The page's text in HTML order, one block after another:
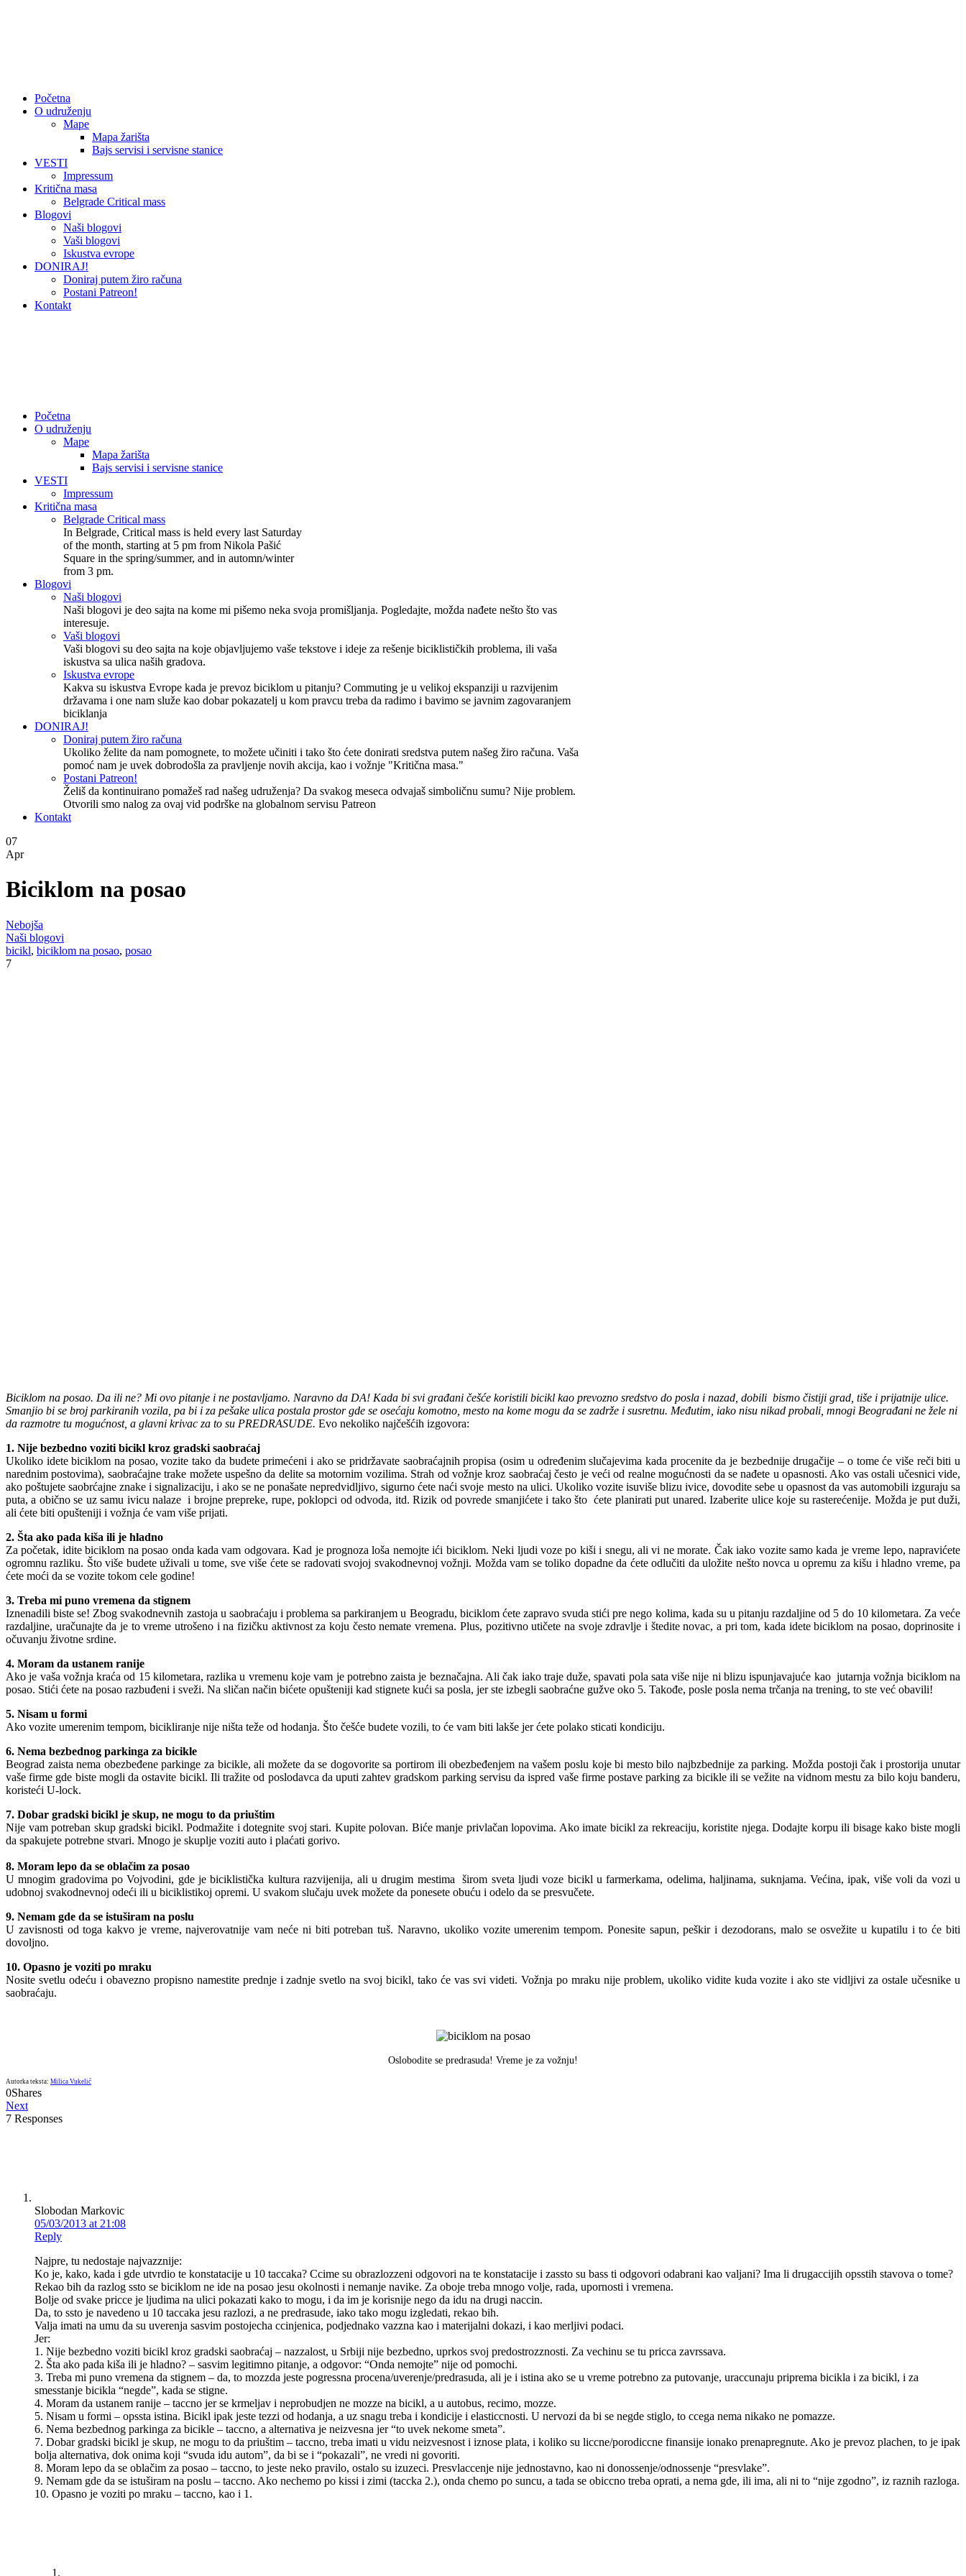
Početna
O udruženju
Mape
Mapa žarišta
Bajs servisi i servisne stanice
VESTI
Impressum
Kritična masa
Belgrade Critical mass
Blogovi
Naši blogovi
Vaši blogovi
Iskustva evrope
DONIRAJ!
Doniraj putem žiro računa
Postani Patreon!
Kontakt
Početna
O udruženju
Mape
Mapa žarišta
Bajs servisi i servisne stanice
VESTI
Impressum
Kritična masa
Belgrade Critical mass
In Belgrade, Critical mass is held every last Saturday
of the month, starting at 5 pm from Nikola Pašić
Square in the spring/summer, and in automn/winter
from 3 pm.
Blogovi
Naši blogovi
Naši blogovi je deo sajta na kome mi pišemo neka svoja promišljanja. Pogledajte, možda nađete nešto što vas
interesuje.
Vaši blogovi
Vaši blogovi su deo sajta na koje objavljujemo vaše tekstove i ideje za rešenje biciklističkih problema, ili vaša
iskustva sa ulica naših gradova.
Iskustva evrope
Kakva su iskustva Evrope kada je prevoz biciklom u pitanju? Commuting je u velikoj ekspanziji u razvijenim
državama i one nam služe kao dobar pokazatelj u kom pravcu treba da radimo i bavimo se javnim zagovaranjem
biciklanja
DONIRAJ!
Doniraj putem žiro računa
Ukoliko želite da nam pomognete, to možete učiniti i tako što ćete donirati sredstva putem našeg žiro računa. Vaša
pomoć nam je uvek dobrodošla za pravljenje novih akcija, kao i vožnje "Kritična masa."
Postani Patreon!
Želiš da kontinuirano pomažeš rad našeg udruženja? Da svakog meseca odvajaš simboličnu sumu? Nije problem.
Otvorili smo nalog za ovaj vid podrške na globalnom servisu Patreon
Kontakt
07
Apr
Biciklom na posao
Nebojša
Naši blogovi
bicikl, biciklom na posao, posao
7
Biciklom na posao. Da ili ne? Mi ovo pitanje i ne postavljamo. Naravno da DA! Kada bi svi građani češće koristili bicikl kao prevozno sredstvo do posla i nazad, dobili bismo čistiji grad, tiše i prijatnije ulice.
Smanjio bi se broj parkiranih vozila, pa bi i za pešake ulica postala prostor gde se osećaju komotno, mesto na kome mogu da se zadrže i susretnu. Međutim, iako nisu nikad probali, mnogi Beograđani ne žele ni
da razmotre tu mogućnost, a glavni krivac za to su PREDRASUDE. Evo nekoliko najčešćih izgovora:
1. Nije bezbedno voziti bicikl kroz gradski saobraćaj
Ukoliko idete biciklom na posao, vozite tako da budete primećeni i ako se pridržavate saobraćajnih propisa (osim u određenim slučajevima kada procenite da je bezbednije drugačije – o tome će više reči biti u
narednim postovima), saobraćajne trake možete uspešno da delite sa motornim vozilima. Strah od vožnje kroz saobraćaj često je veći od realne mogućnosti da se nađete u opasnosti. Ako vas ostali učesnici vide,
ako poštujete saobrćajne znake i signalizaciju, i ako se ne ponašate nepredvidljivo, sigurno ćete naći svoje mesto na ulici. Ukoliko vozite isuviše blizu ivice, dovodite sebe u opasnost da vas automobili izguraju sa
puta, a obično se uz samu ivicu nalaze i brojne prepreke, rupe, poklopci od odvoda, itd. Rizik od povrede smanjićete i tako što ćete planirati put unared. Izaberite ulice koje su rasterećenije. Možda je put duži,
ali ćete biti opušteniji i vožnja će vam više prijati.
2. Šta ako pada kiša ili je hladno
Za početak, idite biciklom na posao onda kada vam odgovara. Kad je prognoza loša nemojte ići biciklom. Neki ljudi voze po kiši i snegu, ali vi ne morate. Čak iako vozite samo kada je vreme lepo, napravićete
ogromnu razliku. Što više budete uživali u tome, sve više ćete se radovati svojoj svakodnevnoj vožnji. Možda vam se toliko dopadne da ćete odlučiti da uložite nešto novca u opremu za kišu i hladno vreme, pa
ćete moći da se vozite tokom cele godine!
3. Treba mi puno vremena da stignem
Iznenadili biste se! Zbog svakodnevnih zastoja u saobraćaju i problema sa parkiranjem u Beogradu, biciklom ćete zapravo svuda stići pre nego kolima, kada su u pitanju razdaljine od 5 do 10 kilometara. Za veće
razdaljine, uračunajte da je to vreme utrošeno i na fizičku aktivnost za koju često nemate vremena. Plus, pozitivno utičete na svoje zdravlje i štedite novac, a pri tom, kada idete biciklom na posao, doprinosite i
očuvanju životne srdine.
4. Moram da ustanem ranije
Ako je vaša vožnja kraća od 15 kilometara, razlika u vremenu koje vam je potrebno zaista je beznačajna. Ali čak iako traje duže, spavati pola sata više nije ni blizu ispunjavajuće kao jutarnja vožnja biciklom na
posao. Stići ćete na posao razbuđeni i sveži. Na sličan način bićete opušteniji kad stignete kući sa posla, jer ste izbegli saobraćne gužve oko 5. Takođe, posle posla nema trčanja na trening, to ste već obavili!
5. Nisam u formi
Ako vozite umerenim tempom, bicikliranje nije ništa teže od hodanja. Što češće budete vozili, to će vam biti lakše jer ćete polako sticati kondiciju.
6. Nema bezbednog parkinga za bicikle
Beograd zaista nema obezbeđene parkinge za bicikle, ali možete da se dogovorite sa portirom ili obezbeđenjem na vašem poslu koje bi mesto bilo najbzbednije za parking. Možda postoji čak i prostorija unutar
vaše firme gde biste mogli da ostavite bicikl. Ili tražite od poslodavca da uputi zahtev gradskom parking servisu da ispred vaše firme postave parking za bicikle ili se vežite na vidnom mestu za bilo koju banderu,
koristeći U-lock.
7. Dobar gradski bicikl je skup, ne mogu to da priuštim
Nije vam potreban skup gradski bicikl. Podmažite i dotegnite svoj stari. Kupite polovan. Biće manje privlačan lopovima. Ako imate bicikl za rekreaciju, koristite njega. Dodajte korpu ili bisage kako biste mogli
da spakujete potrebne stvari. Mnogo je skuplje voziti auto i plaćati gorivo.
8. Moram lepo da se oblačim za posao
U mnogim gradovima po Vojvodini, gde je biciklistička kultura razvijenija, ali u drugim mestima širom sveta ljudi voze bicikl u farmerkama, odelima, haljinama, suknjama. Većina, ipak, više voli da vozi u
udobnoj svakodnevnoj odeći ili u biciklistikoj opremi. U svakom slučaju uvek možete da ponesete obuću i odelo da se presvučete.
9. Nemam gde da se istuširam na poslu
U zavisnosti od toga kakvo je vreme, najverovatnije vam neće ni biti potreban tuš. Naravno, ukoliko vozite umerenim tempom. Ponesite sapun, peškir i dezodorans, malo se osvežite u kupatilu i to će biti
dovoljno.
10. Opasno je voziti po mraku
Nosite svetlu odeću i obavezno propisno namestite prednje i zadnje svetlo na svoj bicikl, tako će vas svi videti. Vožnja po mraku nije problem, ukoliko vidite kuda vozite i ako ste vidljivi za ostale učesnike u
saobraćaju.
Oslobodite se predrasuda! Vreme je za vožnju!
Autorka teksta: Milica Vukelić
0Shares
Next
7 Responses
Slobodan Markovic
05/03/2013 at 21:08
Reply
Najpre, tu nedostaje najvazznije:
Ko je, kako, kada i gde utvrdio te konstatacije u 10 taccaka? Ccime su obrazlozzeni odgovori na te konstatacije i zassto su bass ti odgovori odabrani kao valjani? Ima li drugaccijih opsstih stavova o tome?
Rekao bih da razlog ssto se biciklom ne ide na posao jesu okolnosti i nemanje navike. Za oboje treba mnogo volje, rada, upornosti i vremena.
Bolje od svake pricce je ljudima na ulici pokazati kako to mogu, i da im je korisnije nego da idu na drugi naccin.
Da, to ssto je navedeno u 10 taccaka jesu razlozi, a ne predrasude, iako tako mogu izgledati, rekao bih.
Valja imati na umu da su uverenja sasvim postojecha ccinjenica, podjednako vazzna kao i materijalni dokazi, i kao merljivi podaci.
Jer:
1. Nije bezbedno voziti bicikl kroz gradski saobraćaj – nazzalost, u Srbiji nije bezbedno, uprkos svoj predostrozznosti. Za vechinu se tu pricca zavrssava.
2. Šta ako pada kiša ili je hladno? – sasvim legitimno pitanje, a odgovor: “Onda nemojte” nije od pomochi.
3. Treba mi puno vremena da stignem – da, to mozzda jeste pogressna procena/uverenje/predrasuda, ali je i istina ako se u vreme potrebno za putovanje, uraccunaju priprema bicikla i za bicikl, i za
smesstanje bicikla “negde”, kada se stigne.
4. Moram da ustanem ranije – taccno jer se krmeljav i neprobudjen ne mozze na bicikl, a u autobus, recimo, mozze.
5. Nisam u formi – opssta istina. Bicikl ipak jeste tezzi od hodanja, a uz snagu treba i kondicije i elasticcnosti. U nervozi da bi se negde stiglo, to ccega nema nikako ne pomazze.
6. Nema bezbednog parkinga za bicikle – taccno, a alternativa je neizvesna jer “to uvek nekome smeta”.
7. Dobar gradski bicikl je skup, ne mogu to da priuštim – taccno, treba imati u vidu neizvesnost i iznose plata, i koliko su liccne/porodiccne finansije ionako prenapregnute. Ako je prevoz plachen, to je ipak
bolja alternativa, dok onima koji “svuda idu autom”, da bi se i “pokazali”, ne vredi ni govoriti.
8. Moram lepo da se oblačim za posao – taccno, to jeste neko pravilo, ostalo su izuzeci. Presvlaccenje nije jednostavno, kao ni donossenje/odnossenje “presvlake”.
9. Nemam gde da se istuširam na poslu – taccno. Ako nechemo po kissi i zimi (taccka 2.), onda chemo po suncu, a tada se obiccno treba oprati, a nema gde, ili ima, ali ni to “nije zgodno”, iz raznih razloga.
10. Opasno je voziti po mraku – taccno, kao i 1.